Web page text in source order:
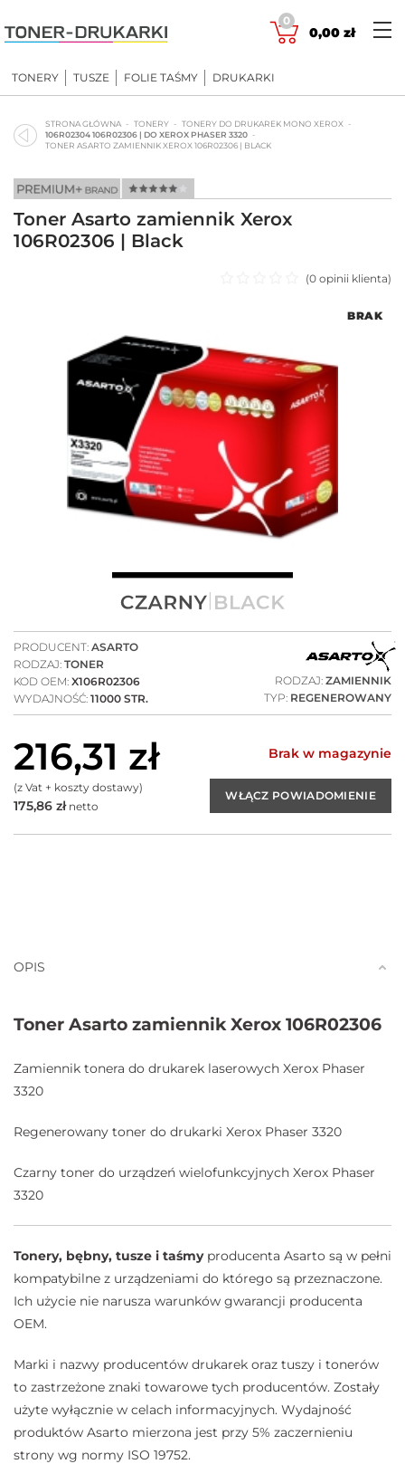
to
content
0
0,00 zł
TONERY TUSZE FOLIE TAŚMY DRUKARKI
STRONA GŁÓWNA TONERY
TONERY DO DRUKAREK MONO XEROX
106R02304 106R02306 | DO XEROX PHASER 3320
TONER ASARTO ZAMIENNIK XEROX 106R02306 | BLACK
Toner Asarto zamiennik Xerox
106R02306 | Black
(0 opinii klienta)
BRAK
PRODUCENT: ASARTO
RODZAJ: TONER
KOD OEM: X106R02306
WYDAJNOŚĆ: 11000 STR.
RODZAJ: ZAMIENNIK
TYP: REGENEROWANY
216,31 zł
(z Vat + koszty dostawy)
175,86 złnetto
Brak w magazynie
OPIS
Toner Asarto zamiennik Xerox 106R02306
Zamiennik tonera do drukarek laserowych Xerox Phaser
3320
Regenerowany toner do drukarki Xerox Phaser 3320
Czarny toner do urządzeń wielofunkcyjnych Xerox Phaser
3320
Tonery, bębny, tusze i taśmyproducenta Asarto są w pełni
kompatybilne z urządzeniami do którego są przeznaczone.
Ich użycie nie narusza warunków gwarancji producenta
OEM.
Marki i nazwy producentów drukarek oraz tuszy i tonerów
to zastrzeżone znaki towarowe tych producentów. Zostały
użyte wyłącznie w celach informacyjnych. Wydajność
produktów Asarto mierzona jest przy 5% zaczernieniu
strony wg normy ISO 19752.